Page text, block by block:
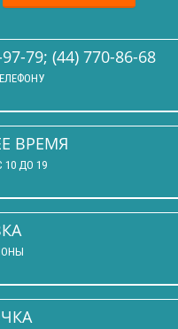
79; (44) 770-86-68
ВРЕМЯ
ДО 19